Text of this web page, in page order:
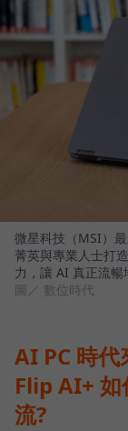
微星科技（MSI）
菁英與專業人士打
力，讓 AI 真正流暢
圖／ 數位時代
AI PC 時
Flip AI+
流?